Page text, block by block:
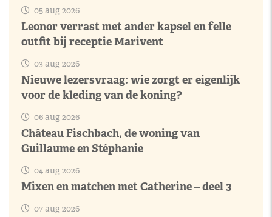
05 aug 2026
Leonor verrast met ander kapsel en felle
outfit bij receptie Marivent
03 aug 2026
Nieuwe lezersvraag: wie zorgt er eigenlijk
voor de kleding van de koning?
06 aug 2026
Château Fischbach, de woning van
Guillaume en Stéphanie
04 aug 2026
Mixen en matchen met Catherine – deel 3
07 aug 2026